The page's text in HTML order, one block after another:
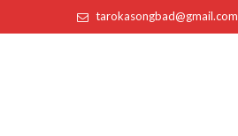
tarokasongbad@gmail.com